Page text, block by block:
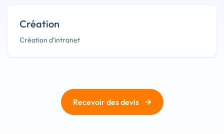
Création
Création d'intranet
Recevoir des devis →